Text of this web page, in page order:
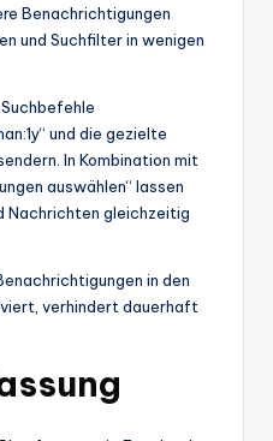
Benachrichtigungen
und Suchfilter in wenigen
und die gezielte
In Kombination mit
auswählen“ lassen
Nachrichten gleichzeitig
in den
verhindert dauerhaft